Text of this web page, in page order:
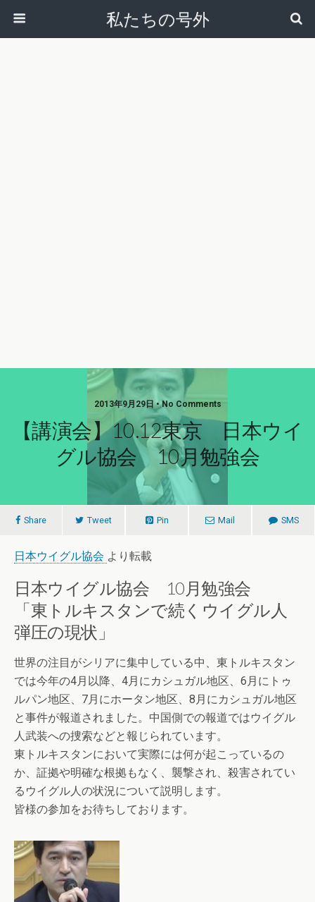
私たちの号外
2013年9月29日 • No Comments
【講演会】10.12東京 日本ウイ
グル協会 10月勉強会
Share Tweet Pin Mail SMS
日本ウイグル協会 より転載
日本ウイグル協会 10月勉強会
「東トルキスタンで続くウイグル人
弾圧の現状」
世界の注目がシリアに集中している中、東トルキスタン
では今年の4月以降、4月にカシュガル地区、6月にトゥ
ルパン地区、7月にホータン地区、8月にカシュガル地区
と事件が報道されました。中国側での報道ではウイグル
人武装への捜索などと報じられています。
東トルキスタンにおいて実際には何が起こっているの
か、証拠や明確な根拠もなく、襲撃され、殺害されてい
るウイグル人の状況について説明します。
皆様の参加をお待ちしております。